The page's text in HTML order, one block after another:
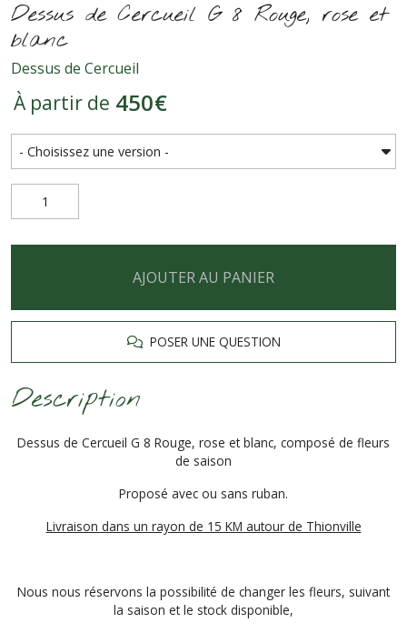
Dessus de Cercueil G 8 Rouge, rose et
blanc
Dessus de Cercueil
À partir de 450€
AJOUTER AU PANIER
POSER UNE QUESTION
Description
Dessus de Cercueil G 8 Rouge, rose et blanc, composé de fleurs
de saison
Proposé avec ou sans ruban.
Livraison dans un rayon de 15 KM autour de Thionville
Nous nous réservons la possibilité de changer les fleurs, suivant
la saison et le stock disponible,